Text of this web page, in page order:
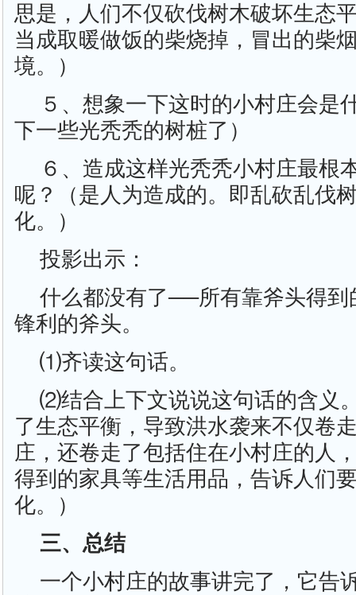
思是，人们不仅砍伐树木破坏生态
当成取暖做饭的柴烧掉，冒出的柴
境。）
５、想象一下这时的小村庄会是
下一些光秃秃的树桩了）
６、造成这样光秃秃小村庄最根
呢？（是人为造成的。即乱砍乱伐
化。）
投影出示：
什么都没有了──所有靠斧头得到
锋利的斧头。
⑴齐读这句话。
⑵结合上下文说说这句话的含义
了生态平衡，导致洪水袭来不仅卷
庄，还卷走了包括住在小村庄的人
得到的家具等生活用品，告诉人们
化。）
三、总结
一个小村庄的故事讲完了，它告